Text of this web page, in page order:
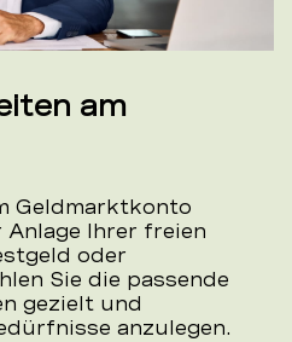
am
Geldmarktkonto
Ihrer freien
oder
Sie die passende
gezielt und
anzulegen.